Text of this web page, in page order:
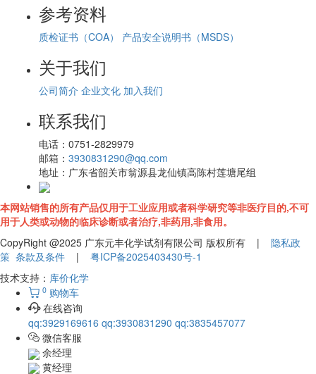
参考资料
质检证书（COA） 产品安全说明书（MSDS）
关于我们
公司简介 企业文化 加入我们
联系我们
电话： 0751-2829979
邮箱： 3930831290@qq.com
地址： 广东省韶关市翁源县龙仙镇高陈村莲塘尾组
本网站销售的所有产品仅用于工业应用或者科学研究等非医疗目的,不可
用于人类或动物的临床诊断或者治疗,非药用,非食用。
CopyRight @2025 广东元丰化学试剂有限公司 版权所有 | 隐私政
策 条款及条件 | 粤ICP备2025403430号-1
技术支持： 库价化学
0 购物车
在线咨询
qq:3929169616 qq:3930831290 qq:3835457077
微信客服
余经理
黄经理